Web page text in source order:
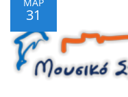
31